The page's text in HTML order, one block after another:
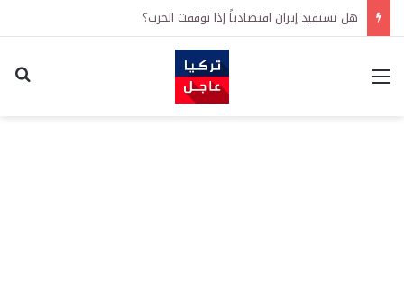
هل تستفيد إيران اقتصادياً إذا توقفت الحرب؟
القائمة